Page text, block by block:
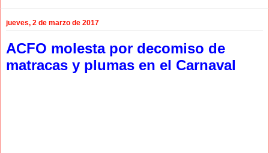
jueves, 2 de marzo de 2017
ACFO molesta por decomiso de
matracas y plumas en el Carnaval